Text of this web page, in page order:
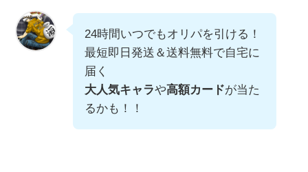
24時間いつでもオリパを引ける！
最短即日発送＆送料無料で自宅に
届く
大人気キャラや高額カードが当た
るかも！！